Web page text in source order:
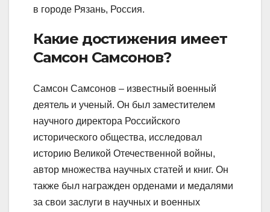
в городе Рязань, Россия.
Какие достижения имеет
Самсон Самсонов?
Самсон Самсонов – известный военный
деятель и ученый. Он был заместителем
научного директора Российского
исторического общества, исследовал
историю Великой Отечественной войны,
автор множества научных статей и книг. Он
также был награжден орденами и медалями
за свои заслуги в научных и военных